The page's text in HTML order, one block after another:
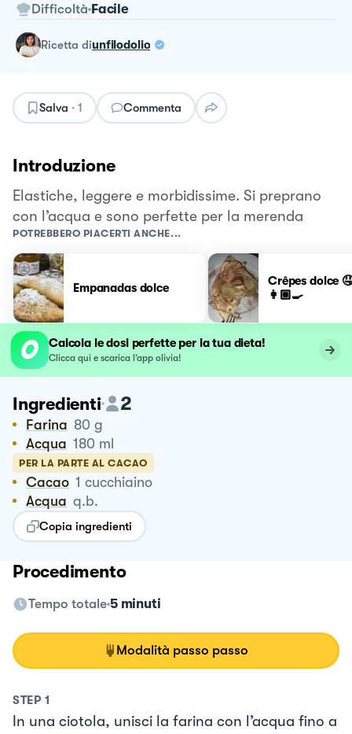
Difficoltà Facile
ricetta diunfilodolio
Salva · 1 Commenta
Introduzione
Elastiche, leggere e morbidissime. Si preprano
con l’acqua e sono perfette per la merenda
POTREBBERO PIACERTI ANCHE...
Empanadas dolce
Crêpes dolce
👩🏼‍🍳
Calcola le dosi perfette per la tua dieta!
Clicca qui e scarica l’app olivia!
Ingredienti 2
Farina 80 g
Acqua 180 ml
PER LA PARTE AL CACAO
Cacao 1 cucchiaino
Acqua q.b.
Copia ingredienti
Procedimento
Tempo totale 5 minuti
Modalità passo passo
STEP 1
In una ciotola, unisci la farina con l’acqua fino a